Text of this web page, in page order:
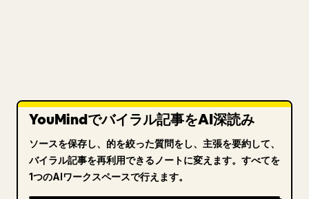
YouMindでバイラル記事をAI深読み
ソースを保存し、的を絞った質問をし、主張を要約して、
バイラル記事を再利用できるノートに変えます。すべてを
1つのAIワークスペースで行えます。